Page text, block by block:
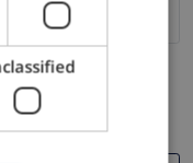
no funcioni
ITALIAN
DANISH
NORWEGIAN